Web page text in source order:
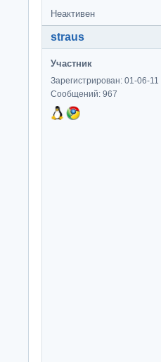
Неактивен
straus
Участник
Зарегистрирован: 01-06-11
Сообщений: 967